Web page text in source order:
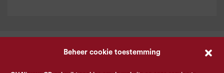
Beheer cookie toestemming